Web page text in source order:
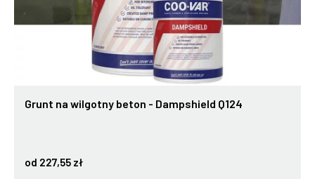
Grunt na wilgotny beton - Dampshield Q124
od 227,55 zł